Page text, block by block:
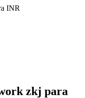
INR
zkj para